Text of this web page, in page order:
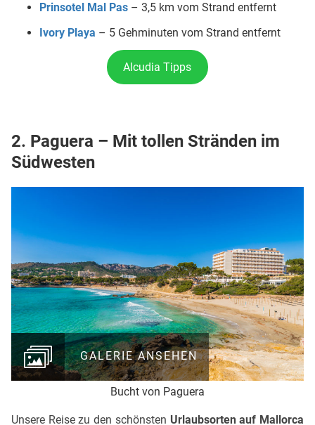
Prinsotel Mal Pas – 3,5 km vom Strand entfernt
Ivory Playa – 5 Gehminuten vom Strand entfernt
Alcudia Tipps
2. Paguera – Mit tollen Stränden im
Südwesten
Bucht von Paguera
GALERIE ANSEHEN
Unsere Reise zu den schönsten Urlaubsorten auf Mallorca